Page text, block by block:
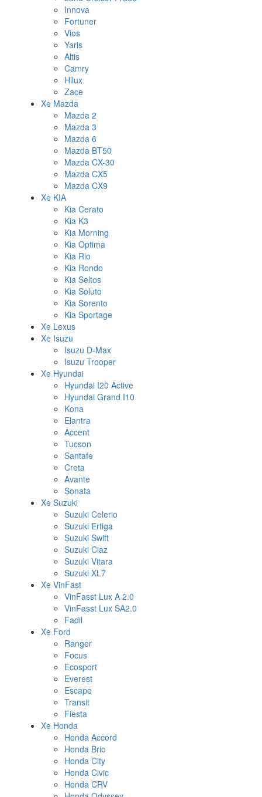
Innova
Fortuner
Vios
Yaris
Altis
Camry
Hilux
Zace
Xe Mazda
Mazda 2
Mazda 3
Mazda 6
Mazda BT50
Mazda CX-30
Mazda CX5
Mazda CX9
Xe KIA
Kia Cerato
Kia K3
Kia Morning
Kia Optima
Kia Rio
Kia Rondo
Kia Seltos
Kia Soluto
Kia Sorento
Kia Sportage
Xe Lexus
Xe Isuzu
Isuzu D-Max
Isuzu Trooper
Xe Hyundai
Hyundai I20 Active
Hyundai Grand I10
Kona
Elantra
Accent
Tucson
Santafe
Creta
Avante
Sonata
Xe Suzuki
Suzuki Celerio
Suzuki Ertiga
Suzuki Swift
Suzuki Ciaz
Suzuki Vitara
Suzuki XL7
Xe VinFast
VinFasst Lux A 2.0
VinFasst Lux SA2.0
Fadil
Xe Ford
Ranger
Focus
Ecosport
Everest
Escape
Transit
Fiesta
Xe Honda
Honda Accord
Honda Brio
Honda City
Honda Civic
Honda CRV